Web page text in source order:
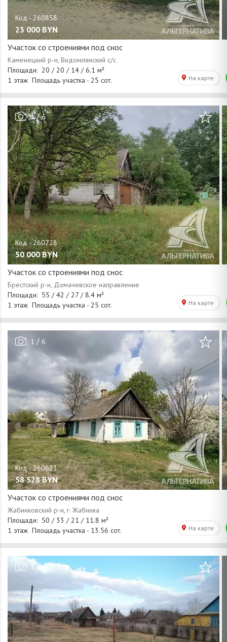
23 000 BYN
Участок со строениями под снос
1/6
50 000 BYN
Участок со строениями под снос
1 / 6
58 528 BYN
Участок со строениями под снос
1/1